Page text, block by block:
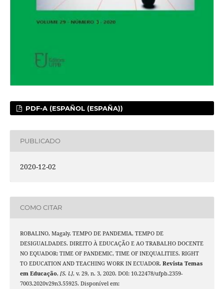
PDF-A (ESPAÑOL (ESPAÑA))
PUBLICADO
2020-12-02
COMO CITAR
ROBALINO, Magaly. TEMPO DE PANDEMIA, TEMPO DE
DESIGUALDADES. DIREITO À EDUCAÇÃO E AO TRABALHO DOCENTE
NO EQUADOR: TIME OF PANDEMIC, TIME OF INEQUALITIES. RIGHT
TO EDUCATION AND TEACHING WORK IN ECUADOR. Revista Temas
em Educação, [S. l.], v. 29, n. 3, 2020. DOI: 10.22478/ufpb.2359-
7003.2020v29n3.55925. Disponível em: